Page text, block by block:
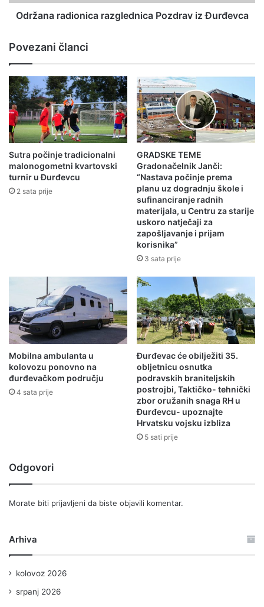
Održana radionica razglednica Pozdrav iz Đurđevca
Povezani članci
Sutra počinje tradicionalni
malonogometni kvartovski
turnir u Đurđevcu
2 sata prije
GRADSKE TEME
Gradonačelnik Janči:
“Nastava počinje prema
planu uz dogradnju škole i
sufinanciranje radnih
materijala, u Centru za starije
uskoro natječaji za
zapošljavanje i prijam
korisnika”
3 sata prije
Mobilna ambulanta u
kolovozu ponovno na
đurđevačkom području
4 sata prije
Đurđevac će obilježiti 35.
obljetnicu osnutka
podravskih braniteljskih
postrojbi, Taktičko- tehnički
zbor oružanih snaga RH u
Đurđevcu- upoznajte
Hrvatsku vojsku izbliza
5 sati prije
Odgovori
Morate biti prijavljeni da biste objavili komentar.
Arhiva
kolovoz 2026
srpanj 2026